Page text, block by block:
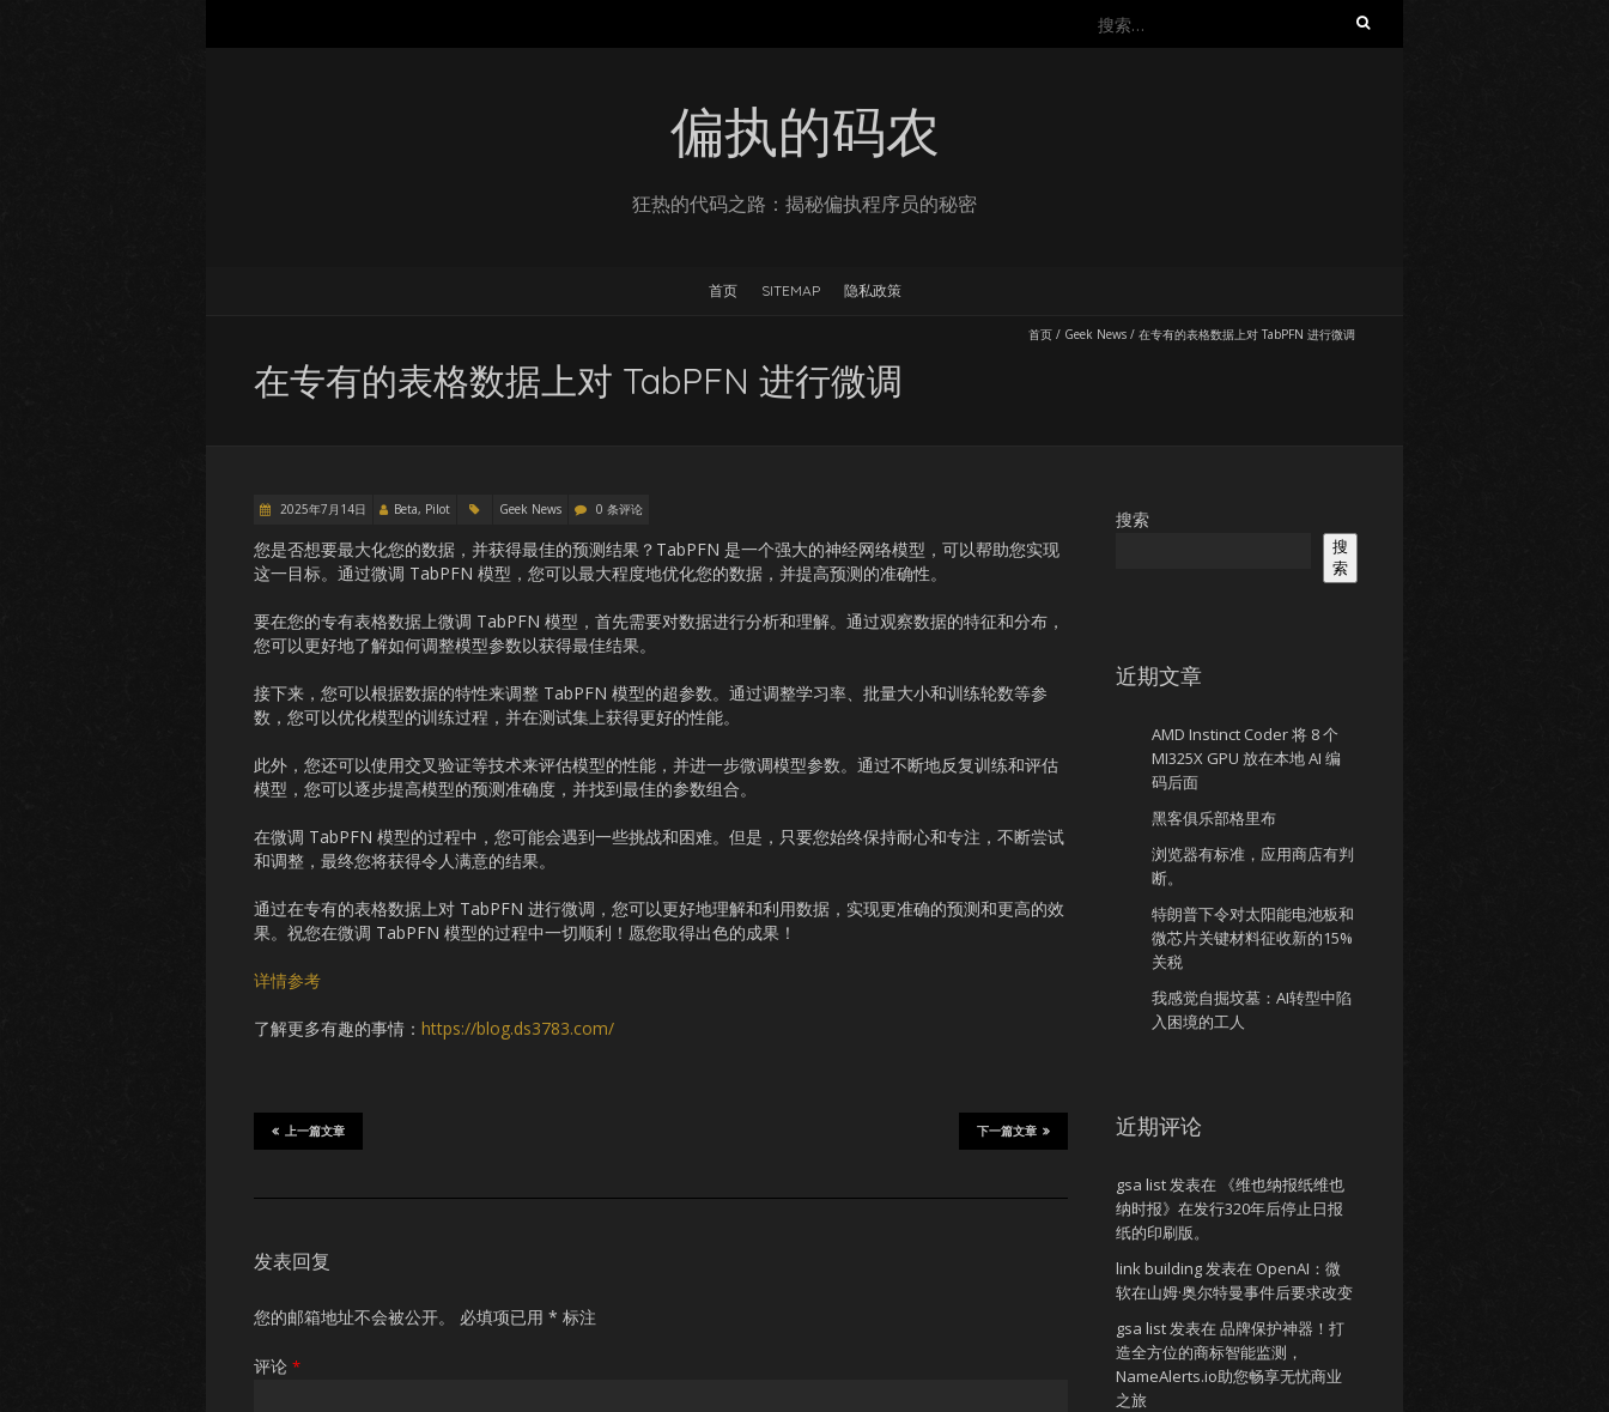
搜
偏执的码农
狂热的代码之路：揭秘偏执程序员的秘密
首页 SITEMAP 隐私政策
首页 / Geek News / 在专有的表格数据上对 TabPFN 进行微调
在专有的表格数据上对 TabPFN 进行微调
2025年7月14日 Beta, Pilot Geek News 0 条评论
您是否想要最大化您的数据，并获得最佳的预测结果？TabPFN 是一个强大的神经网络模型，可以帮助您实现
这一目标。通过微调 TabPFN 模型，您可以最大程度地优化您的数据，并提高预测的准确性。
要在您的专有表格数据上微调 TabPFN 模型，首先需要对数据进行分析和理解。通过观察数据的特征和分布，
您可以更好地了解如何调整模型参数以获得最佳结果。
接下来，您可以根据数据的特性来调整 TabPFN 模型的超参数。通过调整学习率、批量大小和训练轮数等参
数，您可以优化模型的训练过程，并在测试集上获得更好的性能。
此外，您还可以使用交叉验证等技术来评估模型的性能，并进一步微调模型参数。通过不断地反复训练和评估
模型，您可以逐步提高模型的预测准确度，并找到最佳的参数组合。
在微调 TabPFN 模型的过程中，您可能会遇到一些挑战和困难。但是，只要您始终保持耐心和专注，不断尝试
和调整，最终您将获得令人满意的结果。
通过在专有的表格数据上对 TabPFN 进行微调，您可以更好地理解和利用数据，实现更准确的预测和更高的效
果。祝您在微调 TabPFN 模型的过程中一切顺利！愿您取得出色的成果！
详情参考
了解更多有趣的事情： https://blog.ds3783.com/
下一篇文章
上一篇文章
发表回复
您的邮箱地址不会被公开。 必填项已用 * 标注
评论 *
搜索
搜
索
近期文章
AMD Instinct Coder 将 8 个
MI325X GPU 放在本地 AI 编
码后面
黑客俱乐部格里布
浏览器有标准，应用商店有判
断。
特朗普下令对太阳能电池板和
微芯片关键材料征收新的15%
关税
我感觉自掘坟墓：AI转型中陷
入困境的工人
近期评论
gsa list发表在
《维也纳报纸维也
纳时报》在发行320年后停止日报
纸的印刷版。
link building发表在 OpenAI：微
软在山姆·奥尔特曼事件后要求改变
gsa list发表在 品牌保护神器！打
造全方位的商标智能监测，
NameAlerts.io助您畅享无忧商业
之旅